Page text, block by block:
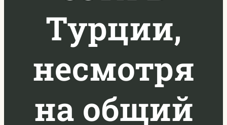
Турции,
несмотря
на общий